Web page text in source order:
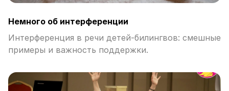
Немного об интерференции
Интерференция в речи детей-билингвов: смешные
примеры и важность поддержки.